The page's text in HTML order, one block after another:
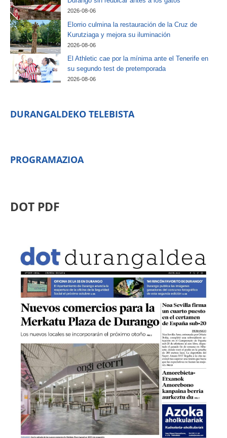
2026-08-06
Elorrio culmina la restauración de la Cruz de
Kurutziaga y mejora su iluminación
2026-08-06
El Athletic cae por la mínima ante el Tenerife en
su segundo test de pretemporada
2026-08-06
DURANGALDEKO TELEBISTA
PROGRAMAZIOA
DOT PDF